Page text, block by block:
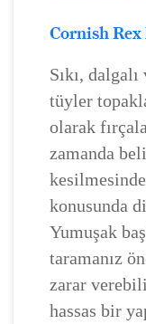
Cornish Rex
Sıkı,
tüyler
olarak
zamanda
konusunda
Yumuşak
taramanız
zarar
hassas bir